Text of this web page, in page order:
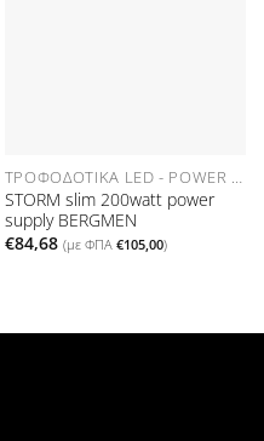
ΤΡΟΦΟΔΟΤΙΚΆ LED - POWER SUPPLIES
STORM slim 200watt power
supply BERGMEN
€84,68 (με ΦΠΑ €105,00)